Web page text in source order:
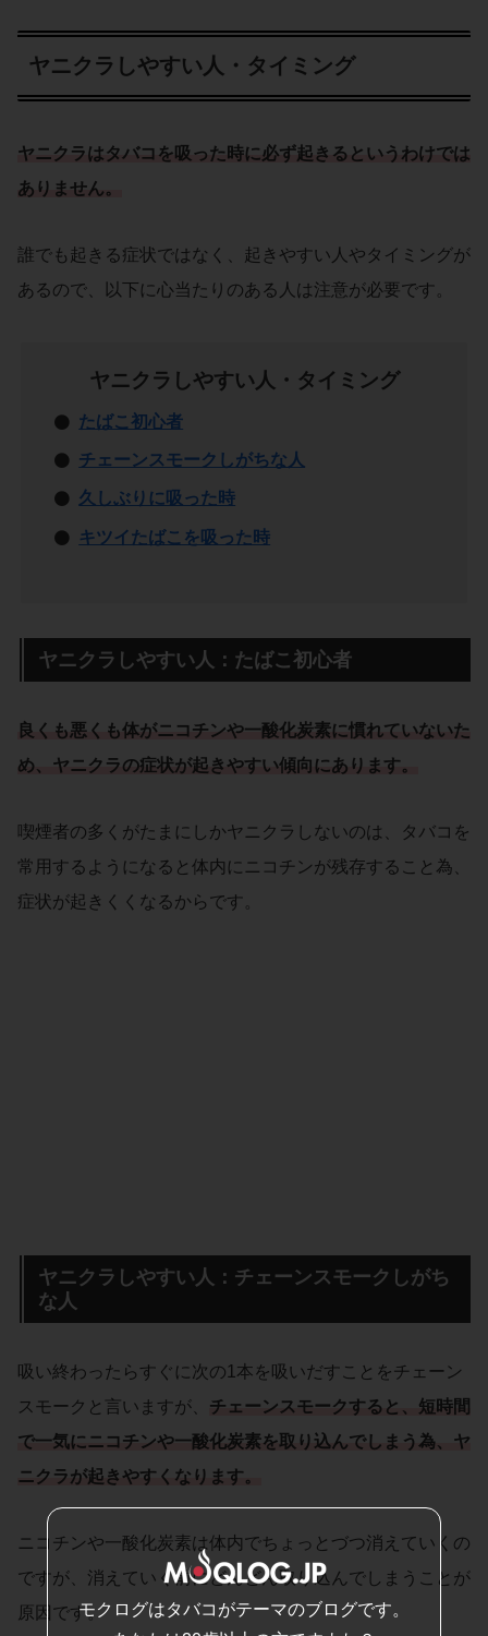
ヤニクラしやすい人・タイミング
ヤニクラはタバコを吸った時に必ず起きるというわけでは
ありません。
誰でも起きる症状ではなく、起きやすい人やタイミングが
あるので、以下に心当たりのある人は注意が必要です。
ヤニクラしやすい人・タイミング
たばこ初心者
チェーンスモークしがちな人
久しぶりに吸った時
キツイたばこを吸った時
ヤニクラしやすい人：たばこ初心者
良くも悪くも体がニコチンや一酸化炭素に慣れていないた
め、ヤニクラの症状が起きやすい傾向にあります。
喫煙者の多くがたまにしかヤニクラしないのは、タバコを
常用するようになると体内にニコチンが残存すること為、
症状が起きくくなるからです。
ヤニクラしやすい人：チェーンスモークしがち
な人
吸い終わったらすぐに次の1本を吸いだすことをチェーン
スモークと言いますが、 チェーンスモークすると、短時間
で一気にニコチンや一酸化炭素を取り込んでしまう為、ヤ
ニクラが起きやすくなります。
ニコチンや一酸化炭素は体内でちょっとづつ消えていくの
ですが、消えていく前にどんどん取り込んでしまうことが
原因です。モクログはタバコがテーマのブログです。